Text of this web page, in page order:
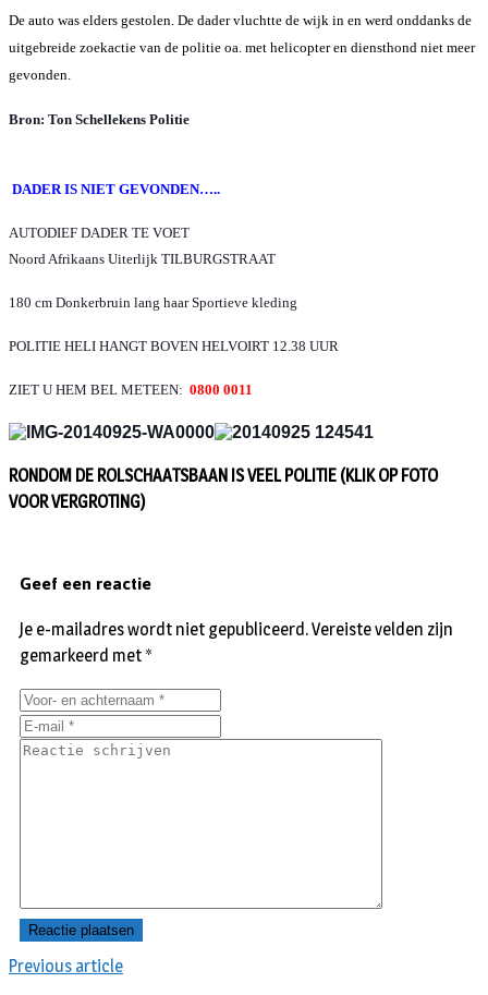
De auto was elders gestolen. De dader vluchtte de wijk in en werd onddanks de
uitgebreide zoekactie van de politie oa. met helicopter en diensthond niet meer
gevonden.
Bron: Ton Schellekens Politie
DADER IS NIET GEVONDEN…..
AUTODIEF DADER TE VOET
Noord Afrikaans Uiterlijk TILBURGSTRAAT
180 cm Donkerbruin lang haar Sportieve kleding
POLITIE HELI HANGT BOVEN HELVOIRT 12.38 UUR
ZIET U HEM BEL METEEN: 0800 0011
RONDOM DE ROLSCHAATSBAAN IS VEEL POLITIE (KLIK OP FOTO
VOOR VERGROTING)
Previous article
Geef een reactie
Je e-mailadres wordt niet gepubliceerd.Vereiste velden zijn
gemarkeerd met *